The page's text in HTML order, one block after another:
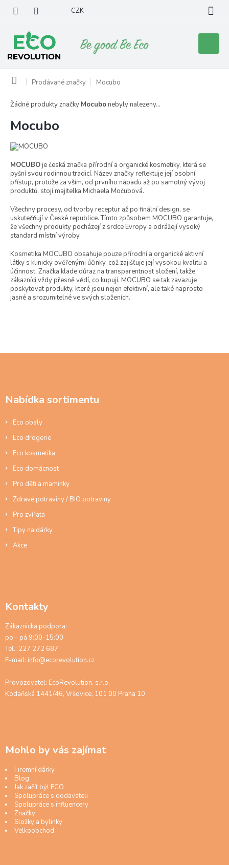
obsah
CZK
košík
Domů Prodávané značky Mocubo
Mocubo
MOCUBOje česká značka přírodní a organické kosmetiky, která se
pyšní svou rodinnou tradicí. Název značky reflektuje její osobní
přístup, protože za vším, od prvního nápadu až po samotný vývoj
produktů, stojí majitelka Michaela Močubová.
Všechny procesy, od tvorby receptur až po finální design, se
uskutečňují v České republice. Tímto způsobem MOCUBO garantuje,
že všechny produkty pocházejí z srdce Evropy a odrážejí vysoký
standard místní výroby.
Kosmetika MOCUBO obsahuje pouze přírodní a organické aktivní
látky s klinicky ověřenými účinky, což zajišťuje její vysokou kvalitu a
účinnost. Značka klade důraz na transparentnost složení, takže
zákazníci vždy přesně vědí, co kupují. MOCUBO se tak zavazuje
poskytovat produkty, které jsou nejen efektivní, ale také naprosto
jasné a srozumitelné ve svých složeních.
Žádné produkty značky Mocubo nebyly nalezeny...
Nabídka sortimentu
Eco obaly
Eco drogerie
Eco kosmetika
Eco domácnost
Pro děti a maminky
Zdravé potraviny / BIO potraviny
Pro zvířata
Tipy na dárky
Akce
Kontakty
Zákaznická podpora:
po - pá 9:00-15:00
Tel.: 227 272 687
E-mail: info@ecorevolution.cz
Provozovatel: EcoRevolution, s.r.o.
Kodaňská 1441/46, Vršovice, 101 00 Praha 10
Mohlo by vás zajímat
Firemní dárky
Blog
Jak začít být ECO
Spolupráce s dodavateli
Spolupráce s influencery
Značky
Složky a bylinky
Velkoobchod